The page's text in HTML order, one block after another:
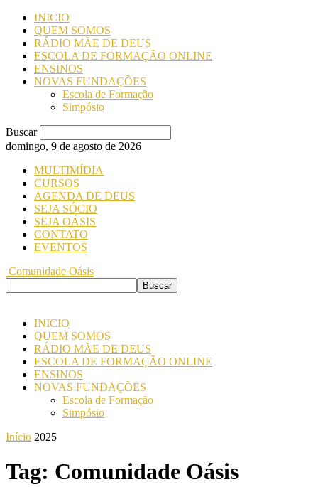
INICIO
QUEM SOMOS
RÁDIO MÃE DE DEUS
ESCOLA DE FORMAÇÃO ONLINE
ENSINOS
NOVAS FUNDAÇÕES
Escola de Formação
Simpósio
Buscar
domingo, 9 de agosto de 2026
MULTIMÍDIA
CURSOS
AGENDA DE DEUS
SEJA SÓCIO
SEJA OÁSIS
CONTATO
EVENTOS
Comunidade Oásis
INICIO
QUEM SOMOS
RÁDIO MÃE DE DEUS
ESCOLA DE FORMAÇÃO ONLINE
ENSINOS
NOVAS FUNDAÇÕES
Escola de Formação
Simpósio
Início 2025
Tag: Comunidade Oásis